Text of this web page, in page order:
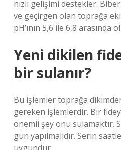
hızlı gelişimi destekler.
ve geçirgen olan toprağa
pH’ının 5,6 ile 6,8 arasında
Yeni dikilen
bir sulanır?
Bu işlemler toprağa
gereken işlemlerdir. Bir
önemli şey onu sulamaktır.
gün yapılmalıdır. Serin